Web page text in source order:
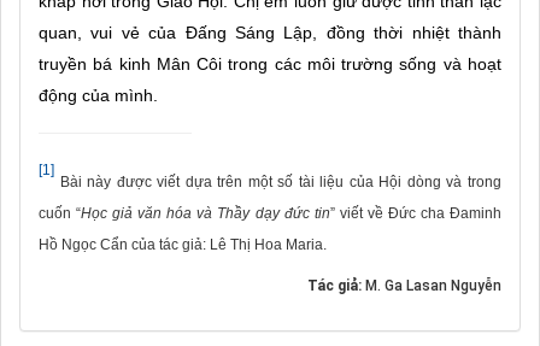
quan, vui vẻ của Đấng Sáng Lập, đồng thời nhiệt thành
truyền bá kinh Mân Côi trong các môi trường sống và hoạt
động của mình.
[1]
Bài này được viết dựa trên một số tài liệu của Hội dòng và trong
cuốn “Học giả văn hóa và Thầy dạy đức tin” viết về Đức cha Đaminh
Hồ Ngọc Cẩn của tác giả: Lê Thị Hoa Maria.
Tác giả: M. Ga Lasan Nguyễn